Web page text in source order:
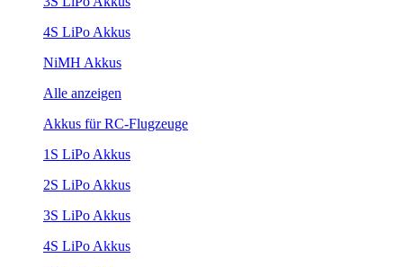
4S LiPo Akkus
NiMH Akkus
Alle anzeigen
Akkus für RC-Flugzeuge
1S LiPo Akkus
2S LiPo Akkus
3S LiPo Akkus
4S LiPo Akkus